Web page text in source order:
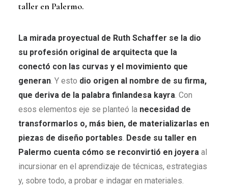
taller en Palermo.
La mirada proyectual de Ruth Schaffer se la dio
su profesión original de arquitecta que la
conectó con las curvas y el movimiento que
generan. Y esto dio origen al nombre de su firma,
que deriva de la palabra finlandesa kayra. Con
esos elementos eje se planteó la necesidad de
transformarlos o, más bien, de materializarlas en
piezas de diseño portables. Desde su taller en
Palermo cuenta cómo se reconvirtió en joyera al
incursionar en el aprendizaje de técnicas, estrategias
y, sobre todo, a probar e indagar en materiales.